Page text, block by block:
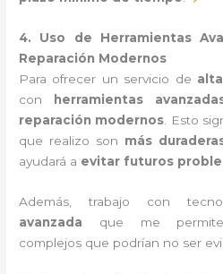
4. Uso de Herramientas
Reparación Modernos
Para ofrecer un servicio de
con
herramientas
reparación modernos . Esto
que realizo son más
ayudará a evitar futuros
Además, trabajo con
avanzada que me permite
complejos que podrían no ser